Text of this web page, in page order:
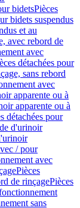
bidetsPièces
bidets suspendus
et au
avec rebord de
avec
détachées pour
sans rebord
avec
apparente ou à
apparente ou à
détachées pour
d'urinoir
/ pour
avec
Pièces
de rinçagePièces
sans